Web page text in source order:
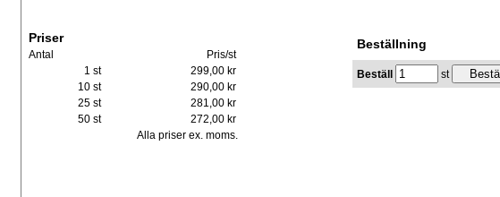
Priser
Antal
Pris/st
1 st
299,00 kr
10 st
290,00 kr
25 st
281,00 kr
50 st
272,00 kr
Alla priser ex. moms.
Beställning
Beställ st